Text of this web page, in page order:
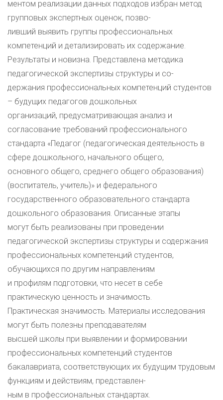
ментом реализации данных подходов избран метод
групповых экспертных оценок, позво-
ливший выявить группы профессиональных
компетенций и детализировать их содержание.
Результаты и новизна. Представлена методика
педагогической экспертизы структуры и со-
держания профессиональных компетенций студентов
– будущих педагогов дошкольных
организаций, предусматривающая анализ и
согласование требований профессионального
стандарта «Педагог (педагогическая деятельность в
сфере дошкольного, начального общего,
основного общего, среднего общего образования)
(воспитатель, учитель)» и федерального
государственного образовательного стандарта
дошкольного образования. Описанные этапы
могут быть реализованы при проведении
педагогической экспертизы структуры и содержания
профессиональных компетенций студентов,
обучающихся по другим направлениям
и профилям подготовки, что несет в себе
практическую ценность и значимость.
Практическая значимость. Материалы исследования
могут быть полезны преподавателям
высшей школы при выявлении и формировании
профессиональных компетенций студентов
бакалавриата, соответствующих их будущим трудовым
функциям и действиям, представлен-
ным в профессиональных стандартах.